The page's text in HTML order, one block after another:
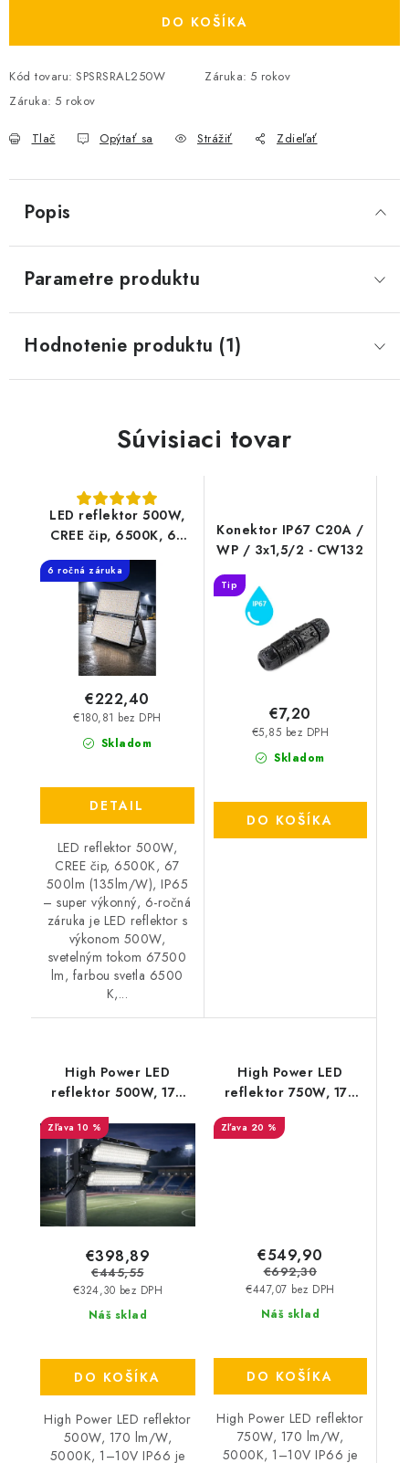
DO KOŠÍKA
Kód tovaru: SPSRSRAL250W Záruka: 5 rokov
Záruka: 5 rokov
Tlač Opýtať sa Strážiť Zdieľať
Popis
Parametre produktu
Hodnotenie produktu (1)
Súvisiaci tovar
LED reflektor 500W,
CREE čip, 6500K, 67
500lm (135lm/W), IP65
– super výkonný, 6-
ročná záruka
6 ročná záruka
Skladom
€180,81 bez DPH
€222,40
DETAIL
LED reflektor 500W,
CREE čip, 6500K, 67
500lm (135lm/W), IP65
– super výkonný, 6-ročná
záruka je LED reflektor s
výkonom 500W,
svetelným tokom 67500
lm, farbou svetla 6500
K,...
Konektor IP67 C20A /
WP / 3x1,5/2 - CW132
Tip
Skladom
€5,85 bez DPH
€7,20
DO KOŠÍKA
High Power LED
reflektor 500W, 170
IP66
10 %
Náš sklad
€324,30 bez DPH
€398,89
€445,55
DO KOŠÍKA
High Power LED reflektor
500W, 170 lm/W,
5000K, 1–10V IP66 je
High Power LED
reflektor 750W, 170
IP66
20 %
Náš sklad
€447,07 bez DPH
€549,90
€692,30
DO KOŠÍKA
High Power LED reflektor
750W, 170 lm/W,
5000K, 1–10V IP66 je